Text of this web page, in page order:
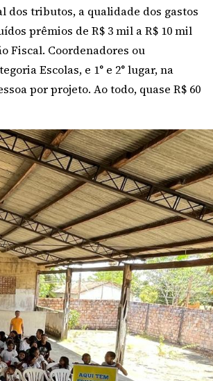
dos tributos, a qualidade dos gastos
prêmios de R$ 3 mil a R$ 10 mil
Fiscal. Coordenadores ou
Escolas, e 1° e 2° lugar, na
por projeto. Ao todo, quase R$ 60